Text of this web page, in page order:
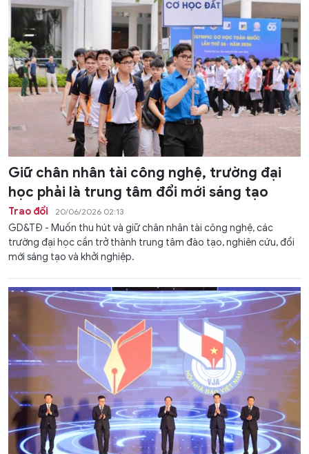
Giữ chân nhân tài công nghệ, trường đại
học phải là trung tâm đổi mới sáng tạo
Trao đổi 20/06/2026 02:13
GD&TĐ - Muốn thu hút và giữ chân nhân tài công nghệ, các
trường đại học cần trở thành trung tâm đào tạo, nghiên cứu, đổi
mới sáng tạo và khởi nghiệp.